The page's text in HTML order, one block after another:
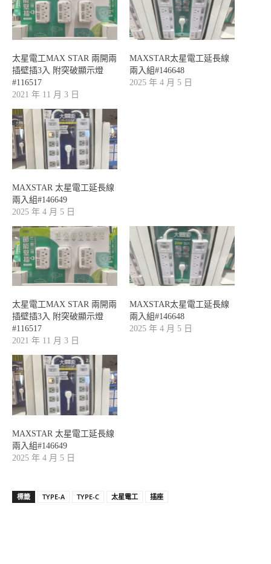
太星電工MAX STAR 兩開兩
插壁插3入 附突破顯示燈
#116517
2021 年 11 月 3 日
MAXSTAR太星電工延長線
兩入組#146648
2025 年 4 月 5 日
MAXSTAR 太星電工延長線
兩入組#146649
2025 年 4 月 5 日
太星電工MAX STAR 兩開兩
插壁插3入 附突破顯示燈
#116517
2021 年 11 月 3 日
MAXSTAR太星電工延長線
兩入組#146648
2025 年 4 月 5 日
MAXSTAR 太星電工延長線
兩入組#146649
2025 年 4 月 5 日
標籤 TYPE-A TYPE-C 太星電工 插座